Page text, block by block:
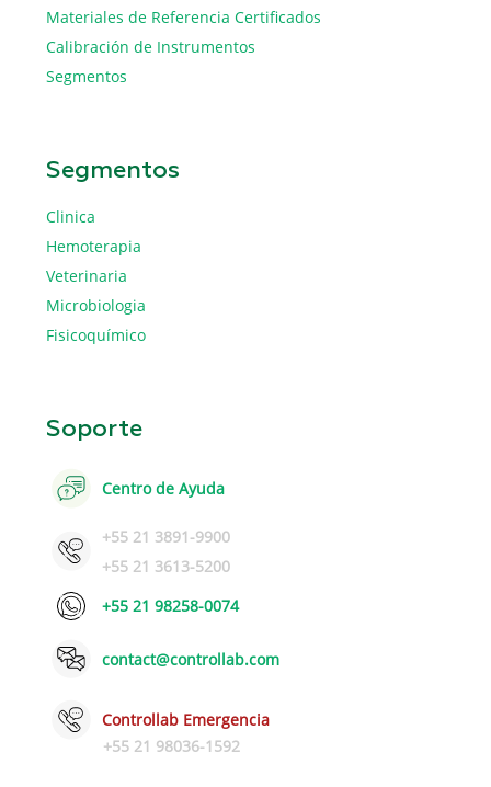
Materiales de Referencia Certificados
Calibración de Instrumentos
Segmentos
Segmentos
Clinica
Hemoterapia
Veterinaria
Microbiologia
Fisicoquímico
Soporte
Centro de Ayuda
+55 21 3891-9900
+55 21 3613-5200
+55 21 98258-0074
contact@controllab.com
Controllab Emergencia
+55 21 98036-1592